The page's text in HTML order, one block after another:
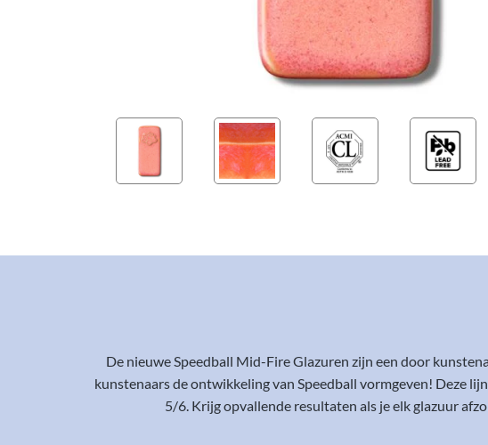
De nieuwe Speedball Mid-Fire Glazuren zijn een door
kunstenaars de ontwikkeling van Speedball vormgeven! Deze
5/6. Krijg opvallende resultaten als je elk glazuur